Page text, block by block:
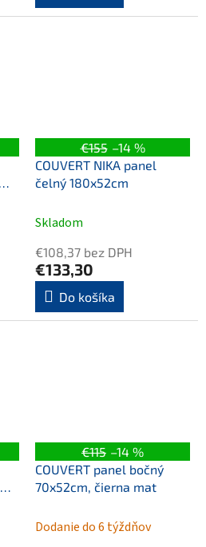
€155 –14 %
COUVERT NIKA panel
čelný 180x52cm
Skladom
€108,37 bez DPH
€133,30
Do košíka
€115 –14 %
COUVERT panel bočný
70x52cm, čierna mat
Dodanie do 6 týždňov